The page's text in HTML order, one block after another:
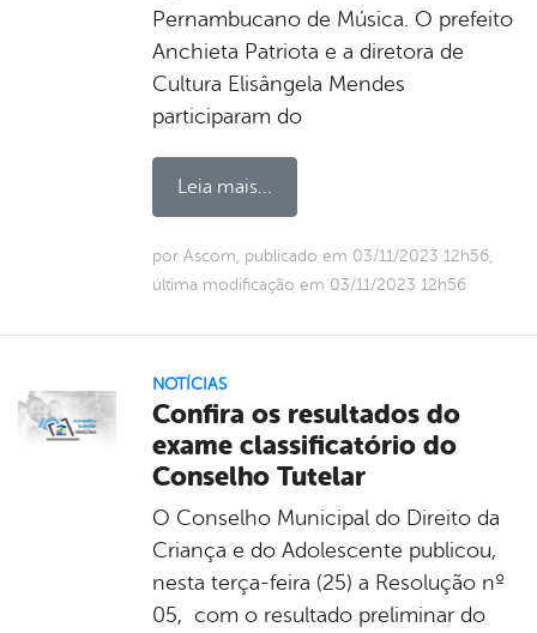
Pernambucano de Música. O prefeito
Anchieta Patriota e a diretora de
Cultura Elisângela Mendes
participaram do
Leia mais...
por Ascom, publicado em 03/11/2023 12h56,
última modificação em 03/11/2023 12h56
NOTÍCIAS
Confira os resultados do
exame classificatório do
Conselho Tutelar
O Conselho Municipal do Direito da
Criança e do Adolescente publicou,
nesta terça-feira (25) a Resolução nº
05, com o resultado preliminar do